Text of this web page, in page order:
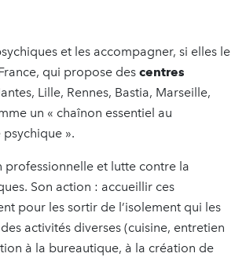
et les accompagner, si elles le
qui propose des centres
Lille, Rennes, Bastia, Marseille,
un « chaînon essentiel au
».
professionnelle et lutte contre la
Son action : accueillir ces
pour les sortir de l’isolement qui les
activités diverses (cuisine, entretien
à la bureautique, à la création de